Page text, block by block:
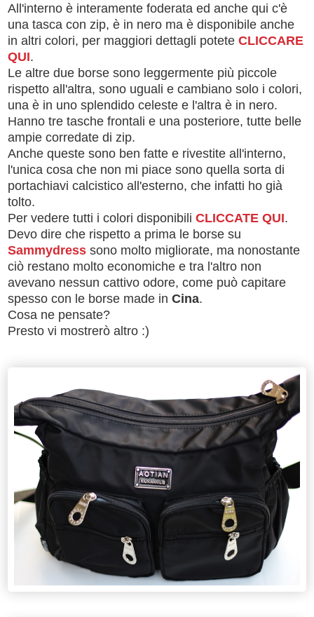
All'interno è interamente foderata ed anche qui c'è
una tasca con zip, è in nero ma è disponibile anche
in altri colori, per maggiori dettagli potete CLICCARE
QUI.
Le altre due borse sono leggermente più piccole
rispetto all'altra, sono uguali e cambiano solo i colori,
una è in uno splendido celeste e l'altra è in nero.
Hanno tre tasche frontali e una posteriore, tutte belle
ampie corredate di zip.
Anche queste sono ben fatte e rivestite all'interno,
l'unica cosa che non mi piace sono quella sorta di
portachiavi calcistico all'esterno, che infatti ho già
tolto.
Per vedere tutti i colori disponibili CLICCATE QUI.
Devo dire che rispetto a prima le borse su
Sammydress sono molto migliorate, ma nonostante
ciò restano molto economiche e tra l'altro non
avevano nessun cattivo odore, come può capitare
spesso con le borse made in Cina.
Cosa ne pensate?
Presto vi mostrerò altro :)